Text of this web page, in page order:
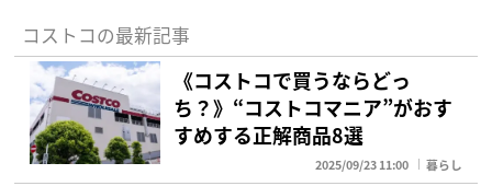
コストコの最新記事
《コストコで買うならどっ
ち？》“コストコマニア”がおす
すめする正解商品8選
2025/09/23 11:00 暮らし